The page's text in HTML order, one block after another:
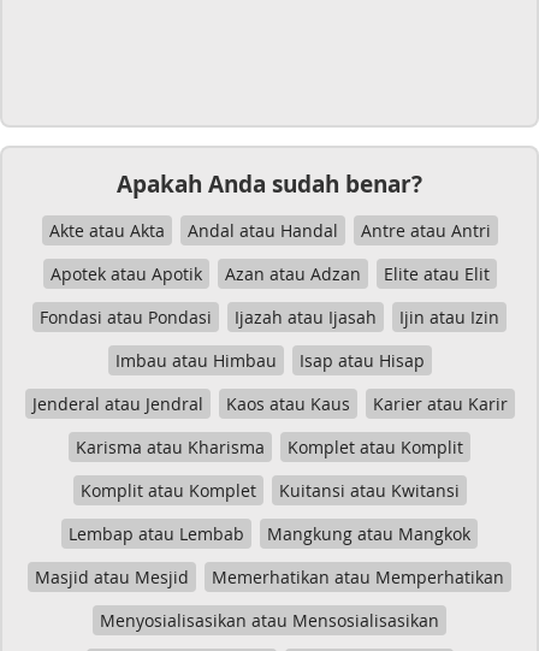
Apakah Anda sudah benar?
Akte atau Akta Andal atau Handal
Antre atau Antri
Apotek atau Apotik
Azan atau Adzan
Elite atau Elit
Fondasi atau Pondasi
Ijazah atau Ijasah
Ijin atau Izin
Imbau atau Himbau
Isap atau Hisap
Jenderal atau Jendral
Kaos atau Kaus
Karier atau Karir
Karisma atau Kharisma
Komplet atau Komplit
Komplit atau Komplet
Kuitansi atau Kwitansi
Lembap atau Lembab
Mangkung atau Mangkok
Masjid atau Mesjid
Memerhatikan atau Memperhatikan
Menyosialisasikan atau Mensosialisasikan